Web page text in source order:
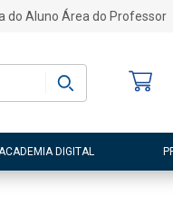
do Aluno Área do Professor
ACADEMIA DIGITAL